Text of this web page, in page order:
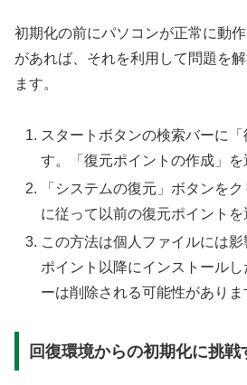
初期化の前にパソコンが正常に動
があれば、それを利用して問題を
ます。
スタートボタンの検索バーに「
す。「復元ポイントの作成」を
「システムの復元」ボタンを
に従って以前の復元ポイントを
この方法は個人ファイルには
ポイント以降にインストール
ーは削除される可能性がありま
回復環境からの初期化に挑戦